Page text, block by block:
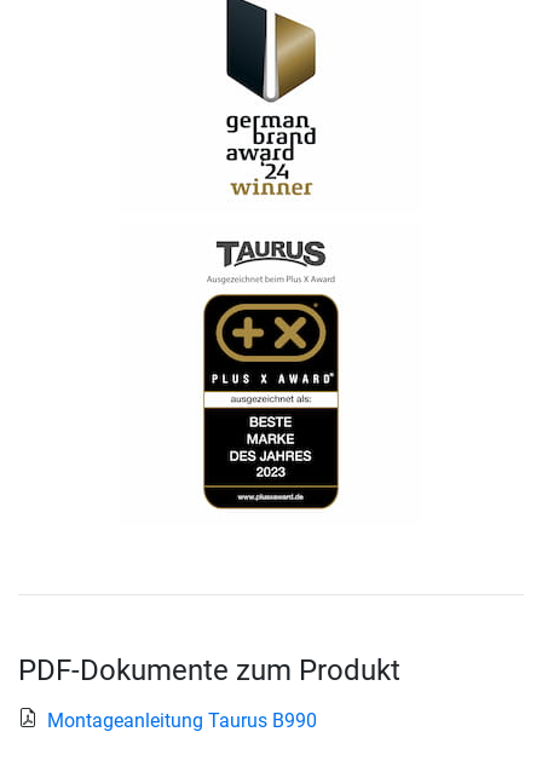
PDF-Dokumente zum Produkt
Montageanleitung Taurus B990